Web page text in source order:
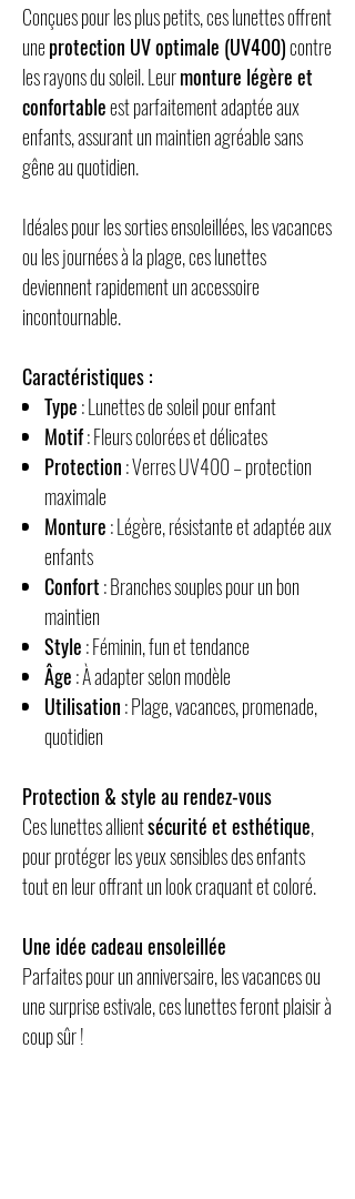
Conçues pour les plus petits, ces lunettes offrent
uneprotection UV optimale (UV400)contre
les rayons du soleil. Leurmonture légère et
confortableest parfaitement adaptée aux
enfants, assurant un maintien agréable sans
gêne au quotidien.
Idéales pour les sorties ensoleillées, les vacances
ou les journées à la plage, ces lunettes
deviennent rapidement un accessoire
incontournable.
Caractéristiques :
Type: Lunettes de soleil pour enfant
Motif: Fleurs colorées et délicates
Protection: Verres UV400 – protection
maximale
Monture: Légère, résistante et adaptée aux
enfants
Confort: Branches souples pour un bon
maintien
Style: Féminin, fun et tendance
Âge: À adapter selon modèle
Utilisation: Plage, vacances, promenade,
quotidien
Protection & style au rendez-vous
Ces lunettes allientsécurité et esthétique,
pour protéger les yeux sensibles des enfants
tout en leur offrant un look craquant et coloré.
Une idée cadeau ensoleillée
Parfaites pour un anniversaire, les vacances ou
une surprise estivale, ces lunettes feront plaisir à
coup sûr !